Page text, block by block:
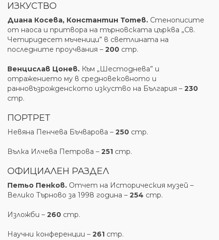
ИЗКУСТВО
Диана Косева, Константин Тотев. Стенописите
от наоса и притвора на търновската църква „Св.
Четиридесет мъченици” в светлината на
последните проучвания – 200 стр.
Венцислав Цонев. Към „Шестоднева” и
отражението му в средновековното и
ранновъзрожденското изкуство на България – 230
стр.
ПОРТРЕТ
Невяна Пенчева Бъчварова – 250 стр.
Вълка Илчева Петрова – 251 стр.
ОФИЦИАЛЕН РАЗДЕЛ
Петьо Пенков. Отчет на Историческия музей –
Велико Търново за 1998 година – 254 стр.
Изложби – 260 стр.
Научни конференции – 261 стр.